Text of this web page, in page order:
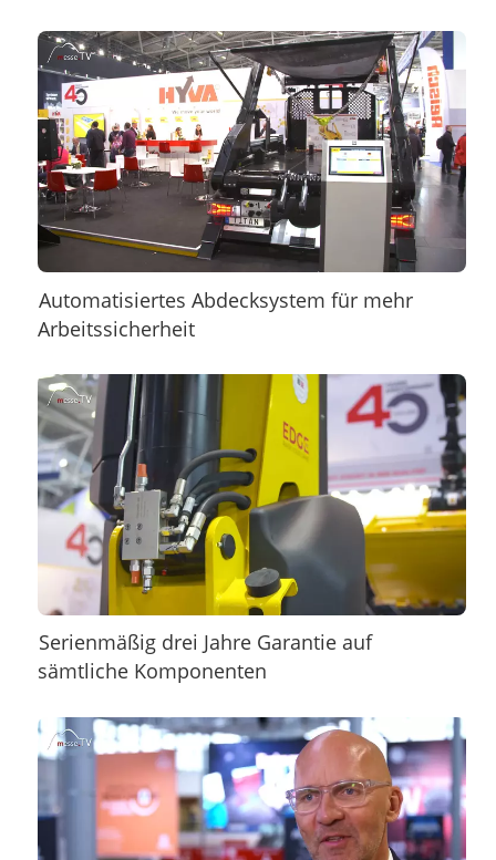
Automatisiertes Abdecksystem für mehr
Arbeitssicherheit
Serienmäßig drei Jahre Garantie auf
sämtliche Komponenten